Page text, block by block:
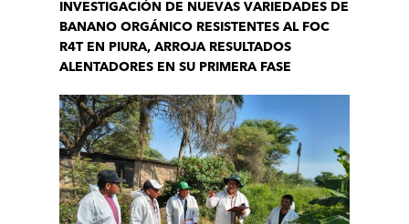
INVESTIGACIÓN DE NUEVAS VARIEDADES DE
BANANO ORGÁNICO RESISTENTES AL FOC
R4T EN PIURA, ARROJA RESULTADOS
ALENTADORES EN SU PRIMERA FASE